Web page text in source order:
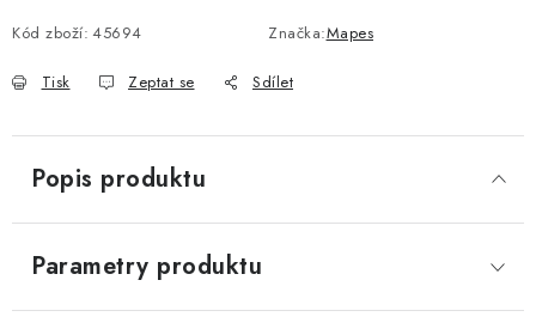
Kód zboží: 45694 Značka:Mapes
Tisk Zeptat se Sdílet
Popis produktu
Parametry produktu